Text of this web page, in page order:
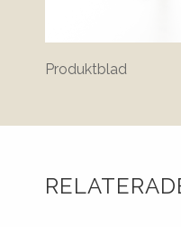
Produktblad